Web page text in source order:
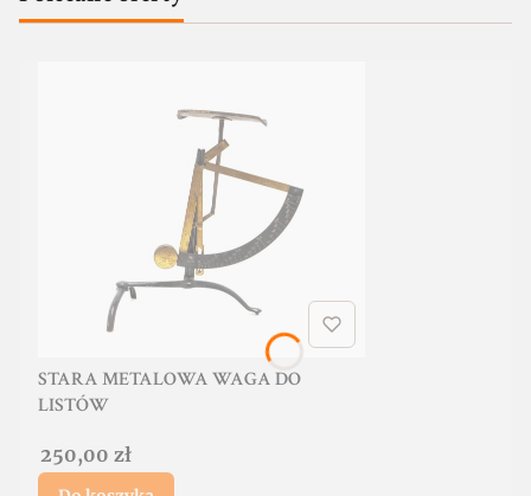
STARA METALOWA WAGA DO
LISTÓW
Cena
250,00 zł